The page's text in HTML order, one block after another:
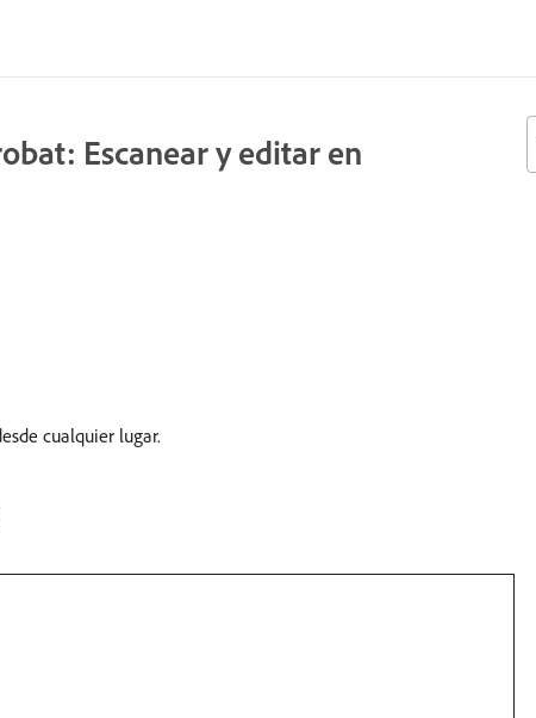
Escanear y editar en
cualquier lugar.